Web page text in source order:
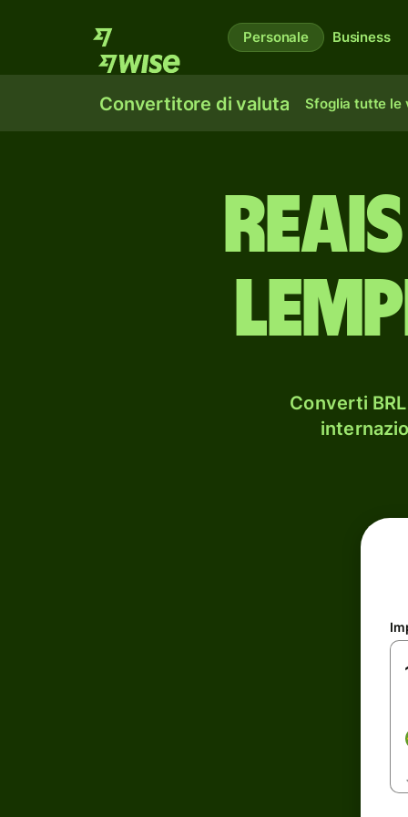
Personale Business
Convertitore di valuta Sfoglia tutte le
Converti